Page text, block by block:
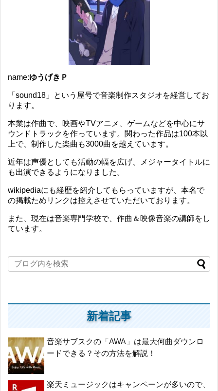
name:ゆうげきＰ
「sound18」という屋号で音楽制作スタジオを経営してお
ります。
本業は作曲で、映画やTVアニメ、ゲームなどを中心にサ
ウンドトラックを作っています。関わった作品は100本以
上で、制作した楽曲も3000曲を越えています。
近年は声優としても活動の幅を広げ、メジャータイトルに
も出演できるようになりました。
wikipediaにも経歴を紹介してもらっていますが、本名で
の掲載ためリンクは控えさせていただいております。
また、現在は音楽専門学校で、作曲＆映像音楽の講師をし
ています。
新着記事
音楽サブスクの「AWA」は最大何曲ダウンロ
ードできる？その方法を解説！
楽天ミュージックはキャンペーンが多いので、